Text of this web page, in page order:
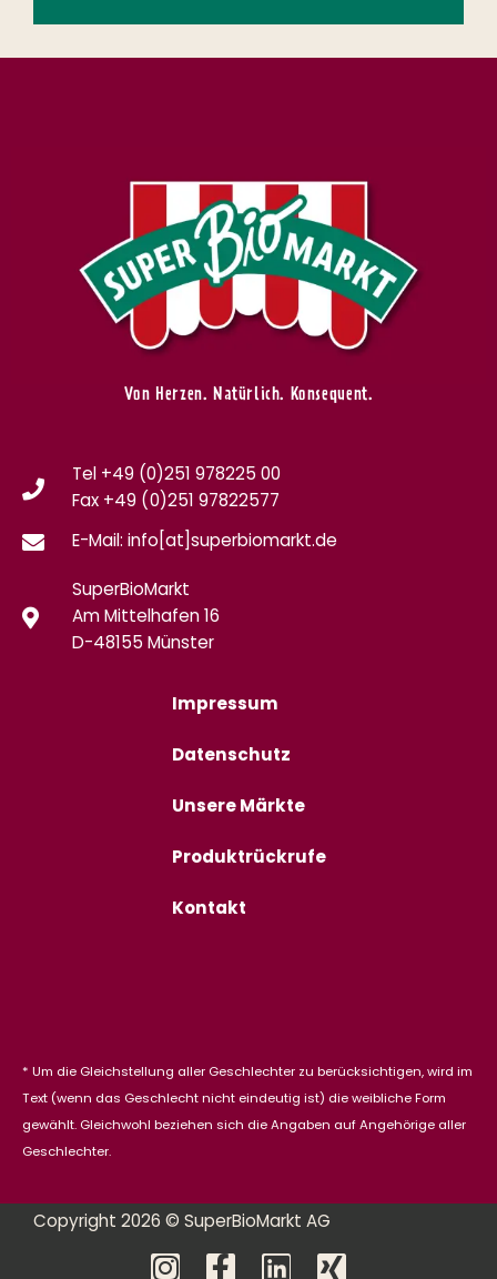
Von Herzen. Natürlich. Konsequent.
Tel +49 (0)251 978225 00
Fax +49 (0)251 97822577
E-Mail: info[at]superbiomarkt.de
SuperBioMarkt
Am Mittelhafen 16
D-48155 Münster
Impressum
Datenschutz
Unsere Märkte
Produktrückrufe
Kontakt
* Um die Gleichstellung aller Geschlechter zu berücksichtigen, wird im
Text (wenn das Geschlecht nicht eindeutig ist) die weibliche Form
gewählt. Gleichwohl beziehen sich die Angaben auf Angehörige aller
Geschlechter.
Copyright 2026 © SuperBioMarkt AG